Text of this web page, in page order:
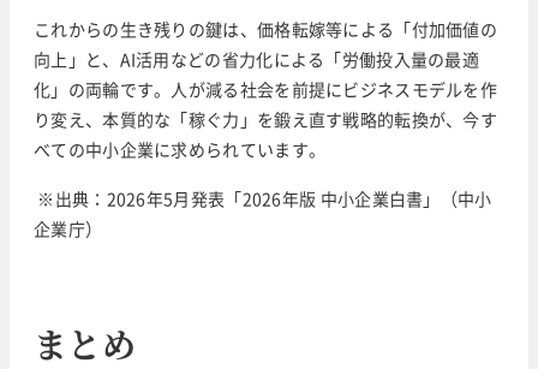
これからの生き残りの鍵は、価格転嫁等による「付加価値の
向上」と、AI活用などの省力化による「労働投入量の最適
化」の両輪です。人が減る社会を前提にビジネスモデルを作
り変え、本質的な「稼ぐ力」を鍛え直す戦略的転換が、今す
べての中小企業に求められています。
※出典：2026年5月発表「2026年版 中小企業白書」（中小
企業庁）
まとめ